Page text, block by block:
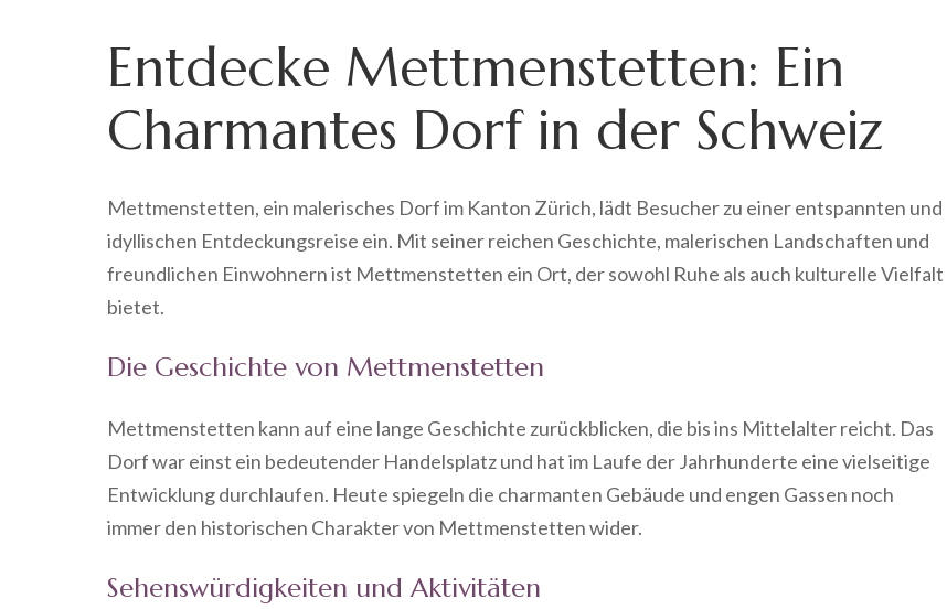
Entdecke Mettmenstetten: Ein
Charmantes Dorf in der Schweiz
Mettmenstetten, ein malerisches Dorf im Kanton Zürich, lädt Besucher zu einer entspannten und
idyllischen Entdeckungsreise ein. Mit seiner reichen Geschichte, malerischen Landschaften und
freundlichen Einwohnern ist Mettmenstetten ein Ort, der sowohl Ruhe als auch kulturelle Vielfalt
bietet.
Die Geschichte von Mettmenstetten
Mettmenstetten kann auf eine lange Geschichte zurückblicken, die bis ins Mittelalter reicht. Das
Dorf war einst ein bedeutender Handelsplatz und hat im Laufe der Jahrhunderte eine vielseitige
Entwicklung durchlaufen. Heute spiegeln die charmanten Gebäude und engen Gassen noch
immer den historischen Charakter von Mettmenstetten wider.
Sehenswürdigkeiten und Aktivitäten